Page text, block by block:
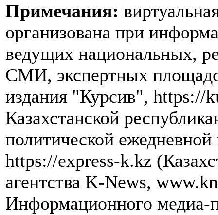
Примечания:
организована при
ведущих национальных,
СМИ, экспертных
издания "Курсив", https://
Казахстанской
политической
https://express-k.kz
агентства K-News,
Информационного медиа-